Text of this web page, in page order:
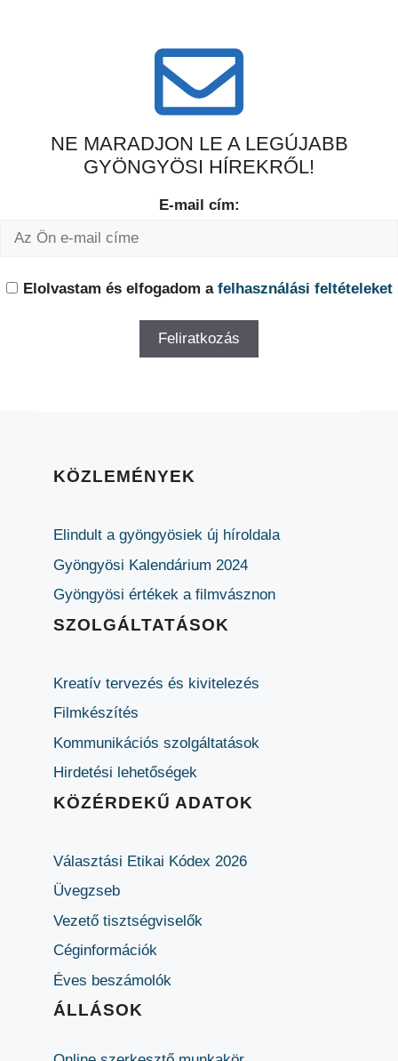
NE MARADJON LE A LEGÚJABB
GYÖNGYÖSI HÍREKRŐL!
E-mail cím:
Elolvastam és elfogadom a felhasználási feltételeket
KÖZLEMÉNYEK
Elindult a gyöngyösiek új híroldala
Gyöngyösi Kalendárium 2024
Gyöngyösi értékek a filmvásznon
SZOLGÁLTATÁSOK
Kreatív tervezés és kivitelezés
Filmkészítés
Kommunikációs szolgáltatások
Hirdetési lehetőségek
KÖZÉRDEKŰ ADATOK
Választási Etikai Kódex 2026
Üvegzseb
Vezető tisztségviselők
Céginformációk
Éves beszámolók
ÁLLÁSOK